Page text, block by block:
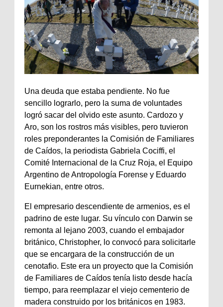
Una deuda que estaba pendiente. No fue
sencillo lograrlo, pero la suma de voluntades
logró sacar del olvido este asunto. Cardozo y
Aro, son los rostros más visibles, pero tuvieron
roles preponderantes la Comisión de Familiares
de Caídos, la periodista Gabriela Cociffi, el
Comité Internacional de la Cruz Roja, el Equipo
Argentino de Antropología Forense y Eduardo
Eurnekian, entre otros.
El empresario descendiente de armenios, es el
padrino de este lugar. Su vínculo con Darwin se
remonta al lejano 2003, cuando el embajador
británico, Christopher, lo convocó para solicitarle
que se encargara de la construcción de un
cenotafio. Este era un proyecto que la Comisión
de Familiares de Caídos tenía listo desde hacía
tiempo, para reemplazar el viejo cementerio de
madera construido por los británicos en 1983.